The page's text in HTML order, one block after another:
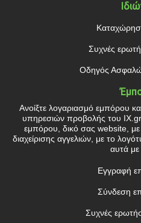
Συχνές
Οδηγός
Ανοίξτε λογαριασμό εμπόρου
υπηρεσιών προβολής του
εμπόρου, δικό σας website,
διαχείρισης αγγελιών, με το
αυτά με
Εγγραφή
Σύνδεση
Συχνές